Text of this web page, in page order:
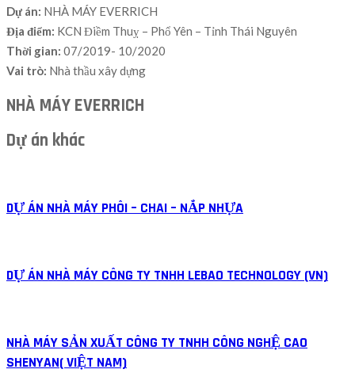
Dự án: NHÀ MÁY EVERRICH
Địa điểm: KCN Điềm Thuỵ – Phổ Yên – Tỉnh Thái Nguyên
Thời gian: 07/2019- 10/2020
Vai trò: Nhà thầu xây dựng
NHÀ MÁY EVERRICH
Dự án khác
DỰ ÁN NHÀ MÁY PHÔI – CHAI – NẮP NHỰA
DỰ ÁN NHÀ MÁY CÔNG TY TNHH LEBAO TECHNOLOGY (VN)
NHÀ MÁY SẢN XUẤT CÔNG TY TNHH CÔNG NGHỆ CAO
SHENYAN( VIỆT NAM)